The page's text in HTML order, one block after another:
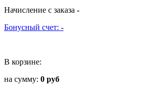
Начисление с заказа -
Бонусный счет: -
В корзине:
на сумму: 0 руб